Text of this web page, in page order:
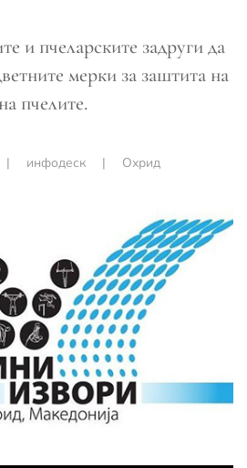
и пчеларските задруги да
мерки за заштита на
на пчелите.
инфодеск | Охрид